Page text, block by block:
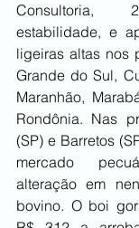
Consultoria,
estabilidade, e
ligeiras altas nos
Grande do Sul,
Maranhão,
Rondônia. Nas
(SP) e Barretos
mercado
alteração em
bovino. O boi